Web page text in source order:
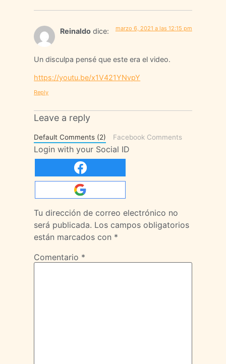
Reinaldo dice: marzo 6, 2021 a las 12:15 pm
Un disculpa pensé que este era el video.
https://youtu.be/x1V421YNvpY
Reply
Leave a reply
Default Comments (2) Facebook Comments
Login with your Social ID
Tu dirección de correo electrónico no
será publicada. Los campos obligatorios
están marcados con *
Comentario *